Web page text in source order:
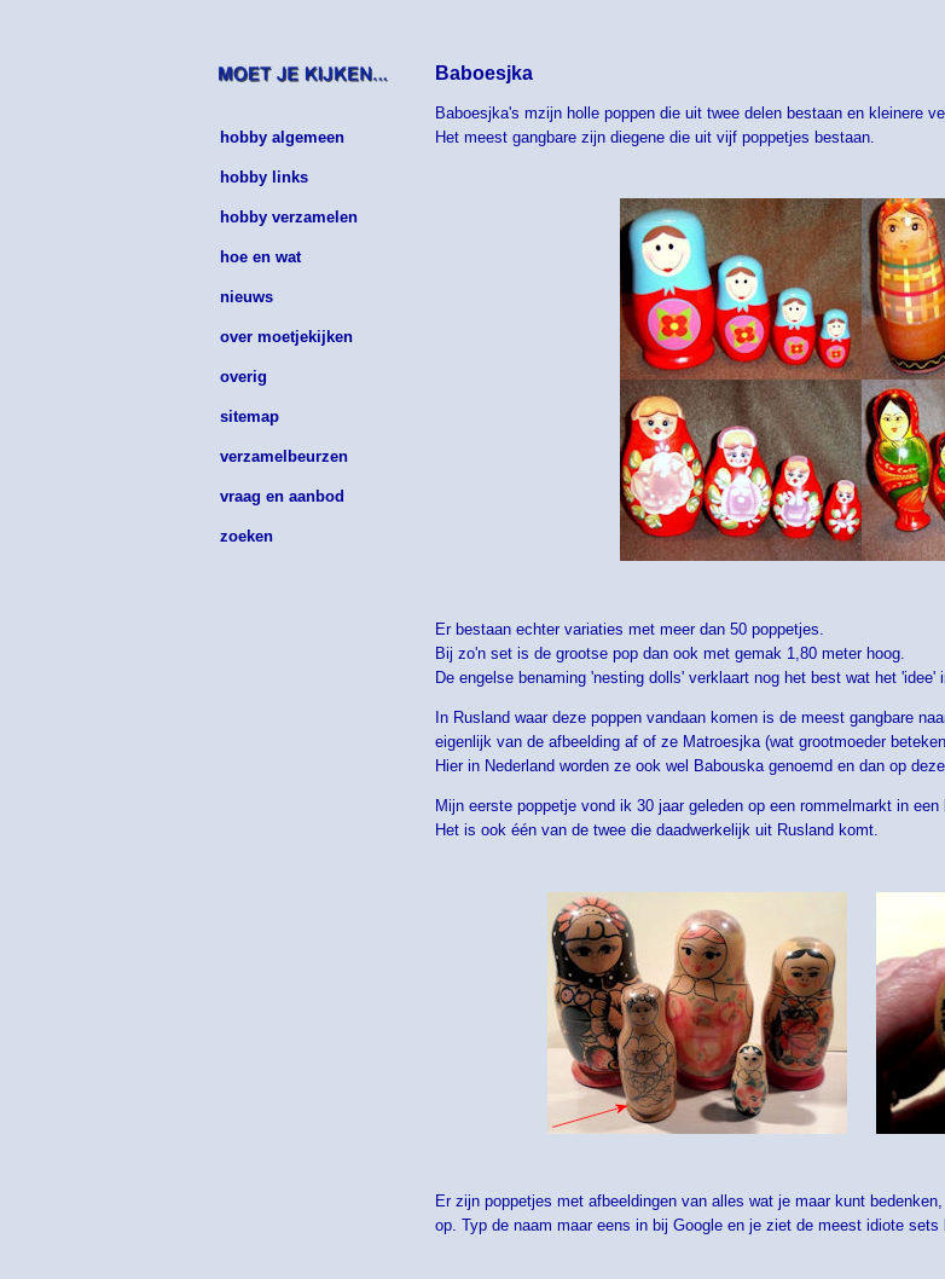
hobby algemeen
hobby links
hobby verzamelen
hoe en wat
nieuws
over moetjekijken
overig
sitemap
verzamelbeurzen
vraag en aanbod
zoeken
Baboesjka
Baboesjka's mzijn holle poppen die uit twee delen bestaan en kleinere
Het meest gangbare zijn diegene die uit vijf poppetjes bestaan.
Er bestaan echter variaties met meer dan 50 poppetjes.
Bij zo'n set is de grootse pop dan ook met gemak 1,80 meter hoog.
De engelse benaming 'nesting dolls' verklaart nog het best wat het 'idee'
In Rusland waar deze poppen vandaan komen is de meest gangbare
eigenlijk van de afbeelding af of ze Matroesjka (wat grootmoeder
Hier in Nederland worden ze ook wel Babouska genoemd en dan op
Mijn eerste poppetje vond ik 30 jaar geleden op een rommelmarkt in
Het is ook één van de twee die daadwerkelijk uit Rusland komt.
Er zijn poppetjes met afbeeldingen van alles wat je maar kunt
op. Typ de naam maar eens in bij Google en je ziet de meest idiote sets